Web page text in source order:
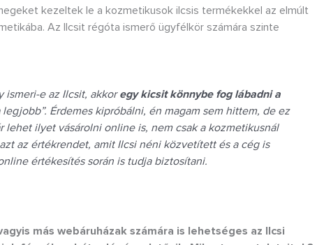
kezeltek le a kozmetikusok ilcsis termékekkel az elmúlt
Az Ilcsit régóta ismerő ügyfélkör számára szinte
ismeri-e az Ilcsit, akkoregy kicsit könnybe fog lábadni a
Érdemes kipróbálni, én magam sem hittem, de ez
ilyet vásárolni online is, nem csak a kozmetikusnál
az értékrendet, amit Ilcsi néni közvetített és a cég is
értékesítés során is tudja biztosítani.
más webáruházak számára is lehetséges az Ilcsi